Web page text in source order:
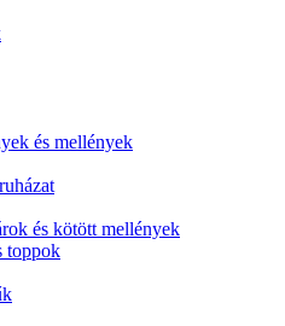
és mellények
és kötött mellények
toppok